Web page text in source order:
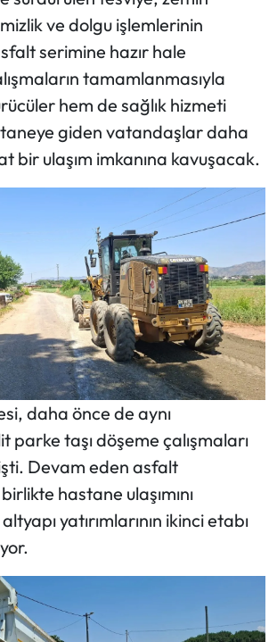
ve dolgu işlemlerinin
serimine hazır hale
tamamlanmasıyla
hem de sağlık hizmeti
giden vatandaşlar daha
bir ulaşım imkanına kavuşacak.
daha önce de aynı
parke taşı döşeme çalışmaları
Devam eden asfalt
hastane ulaşımını
yatırımlarının ikinci etabı